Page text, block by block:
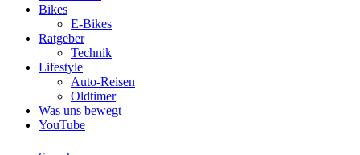
Bikes
E-Bikes
Ratgeber
Technik
Lifestyle
Auto-Reisen
Oldtimer
Was uns bewegt
YouTube